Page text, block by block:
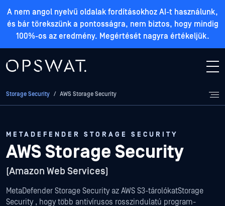
A nem angol nyelvű oldalak fordításokhoz AI-t használunk,
és bár törekszünk a pontosságra, nem biztos, hogy mindig
100%-os az eredmény. Megértését nagyra értékeljük.
Storage Security / AWS Storage Security
METADEFENDER STORAGE SECURITY
AWS Storage Security
(Amazon Web Services)
MetaDefender Storage Security az AWS S3-tárolókatStorage
Security , hogy több antivírusos rosszindulatú program-